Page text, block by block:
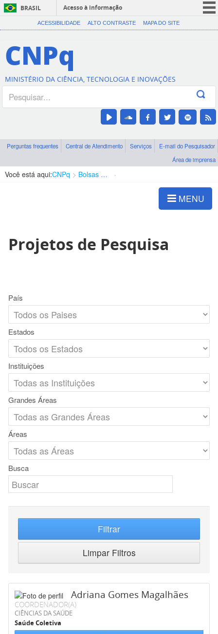
BRASIL
Acesso à informação
CORONAVÍRUS (COVID-19)
Canais
ACESSIBILIDADE ALTO CONTRASTE MAPA DO SITE
CNPq
MINISTÉRIO DA CIÊNCIA, TECNOLOGIA E INOVAÇÕES
Perguntas frequentes Central de Atendimento Serviços
E-mail do Pesquisador
Área de imprensa
Você está aqui:CNPq Bolsas e Auxílios Vigentes
MENU
Projetos de Pesquisa
País
Estados
Instituições
Grandes Áreas
Áreas
Busca
Filtrar
Limpar Filtros
Adriana Gomes Magalhães
COORDENADOR(A)
CIÊNCIAS DA SAÚDE
Saúde Coletiva